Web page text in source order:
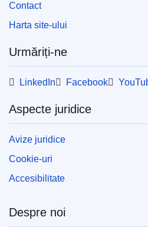
Contact
Harta site-ului
Urmăriți-ne
LinkedIn Facebook
Aspecte juridice
Avize juridice
Cookie-uri
Accesibilitate
Despre noi